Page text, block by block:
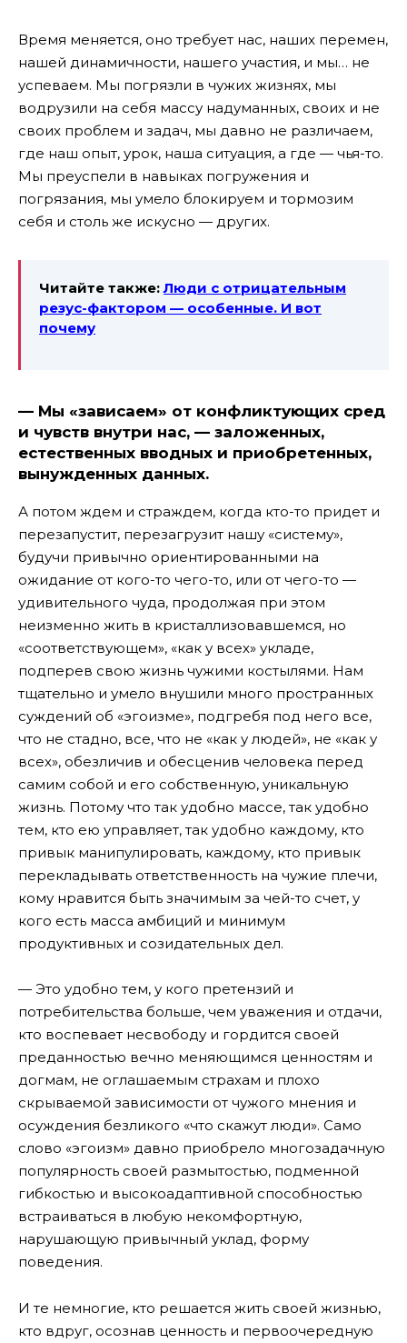
Время меняется, оно требует нас, наших перемен,
нашей динамичности, нашего участия, и мы… не
успеваем. Мы погрязли в чужих жизнях, мы
водрузили на себя массу надуманных, своих и не
своих проблем и задач, мы давно не различаем,
где наш опыт, урок, наша ситуация, а где — чья-то.
Мы преуспели в навыках погружения и
погрязания, мы умело блокируем и тормозим
себя и столь же искусно — других.
Читайте также:Люди с отрицательным
резус-фактором — особенные. И вот
почему
— Мы «зависаем» от конфликтующих сред
и чувств внутри нас, — заложенных,
естественных вводных и приобретенных,
вынужденных данных.
А потом ждем и страждем, когда кто-то придет и
перезапустит, перезагрузит нашу «систему»,
будучи привычно ориентированными на
ожидание от кого-то чего-то, или от чего-то —
удивительного чуда, продолжая при этом
неизменно жить в кристаллизовавшемся, но
«соответствующем», «как у всех» укладе,
подперев свою жизнь чужими костылями. Нам
тщательно и умело внушили много пространных
суждений об «эгоизме», подгребя под него все,
что не стадно, все, что не «как у людей», не «как у
всех», обезличив и обесценив человека перед
самим собой и его собственную, уникальную
жизнь. Потому что так удобно массе, так удобно
тем, кто ею управляет, так удобно каждому, кто
привык манипулировать, каждому, кто привык
перекладывать ответственность на чужие плечи,
кому нравится быть значимым за чей-то счет, у
кого есть масса амбиций и минимум
продуктивных и созидательных дел.
— Это удобно тем, у кого претензий и
потребительства больше, чем уважения и отдачи,
кто воспевает несвободу и гордится своей
преданностью вечно меняющимся ценностям и
догмам, не оглашаемым страхам и плохо
скрываемой зависимости от чужого мнения и
осуждения безликого «что скажут люди». Само
слово «эгоизм» давно приобрело многозадачную
популярность своей размытостью, подменной
гибкостью и высокоадаптивной способностью
встраиваться в любую некомфортную,
нарушающую привычный уклад, форму
поведения.
И те немногие, кто решается жить своей жизнью,
кто вдруг, осознав ценность и первоочередную